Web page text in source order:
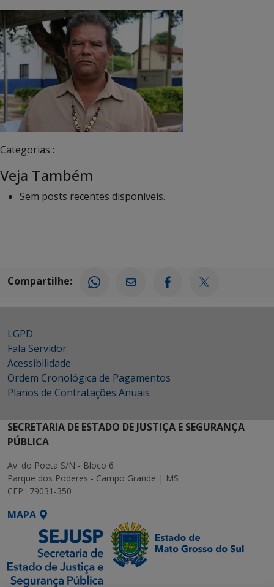
Categorias :
Veja Também
Sem posts recentes disponíveis.
Compartilhe:
LGPD
Fala Servidor
Acessibilidade
Ordem Cronológica de Pagamentos
Planos de Contratações Anuais
SECRETARIA DE ESTADO DE JUSTIÇA E SEGURANÇA
PÚBLICA
Av. do Poeta S/N - Bloco 6
Parque dos Poderes - Campo Grande | MS
CEP.: 79031-350
MAPA